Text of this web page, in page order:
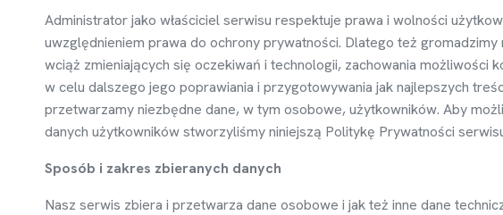
Administrator jako właściciel serwisu respektuje prawa i wolności uż
uwzględnieniem prawa do ochrony prywatności. Dlatego też gromadzimy
wciąż zmieniających się oczekiwań i technologii, zachowania możliwości
w celu dalszego jego poprawiania i przygotowywania jak najlepszych treś
przetwarzamy niezbędne dane, w tym osobowe, użytkowników. Aby moż
danych użytkowników stworzyliśmy niniejszą Politykę Prywatności
Sposób i zakres zbieranych danych
Nasz serwis zbiera i przetwarza dane osobowe i jak też inne dane